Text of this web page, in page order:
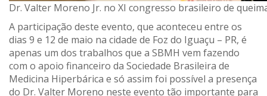
Dr. Valter Moreno Jr. no XI congresso brasileiro de
A participação deste evento, que aconteceu entre os
dias 9 e 12 de maio na cidade de Foz do Iguaçu – PR, é
apenas um dos trabalhos que a SBMH vem fazendo
com o apoio financeiro da Sociedade Brasileira de
Medicina Hiperbárica e só assim foi possível a presença
do Dr. Valter Moreno neste evento tão importante para